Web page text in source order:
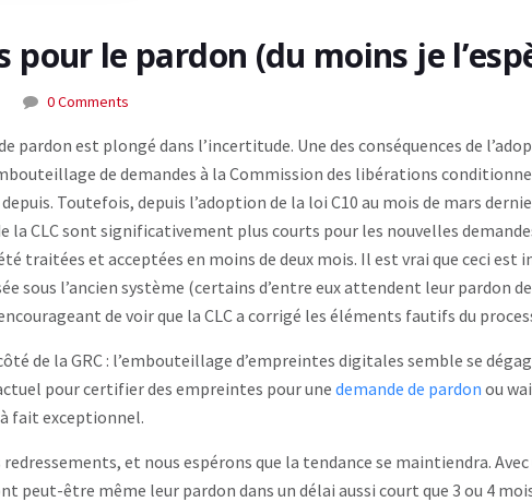
pour le pardon (du moins je
0 Comments
pardon est plongé dans l’incertitude. Une des conséquences de
de demandes à la Commission des libérations
Toutefois, depuis l’adoption de la loi C10 au mois de mars
CLC sont significativement plus courts pour les nouvelles
traitées et acceptées en moins de deux mois. Il est vrai que ceci est
sous l’ancien système (certains d’entre eux attendent leur pardon
de voir que la CLC a corrigé les éléments fautifs du
de la GRC : l’embouteillage d’empreintes digitales semble se
pour certifier des empreintes pour une demande de pardon ou
fait exceptionnel.
et nous espérons que la tendance se maintiendra. Avec
peut-être même leur pardon dans un délai aussi court que 3 ou 4